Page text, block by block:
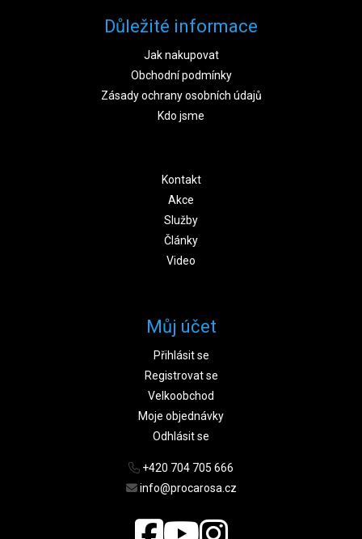
Důležité informace
Jak nakupovat
Obchodní podmínky
Zásady ochrany osobních údajů
Kdo jsme
Kontakt
Akce
Služby
Články
Video
Můj účet
Přihlásit se
Registrovat se
Velkoobchod
Moje objednávky
Odhlásit se
+420 704 705 666
info@procarosa.cz